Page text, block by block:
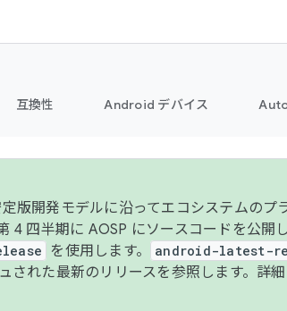
互換性 Android デバイス
版開発モデルに沿ってエコシステムのプ
4 四半期に AOSP にソースコードを公開
を使用します。 android-latest-
された最新のリリースを参照します。詳細